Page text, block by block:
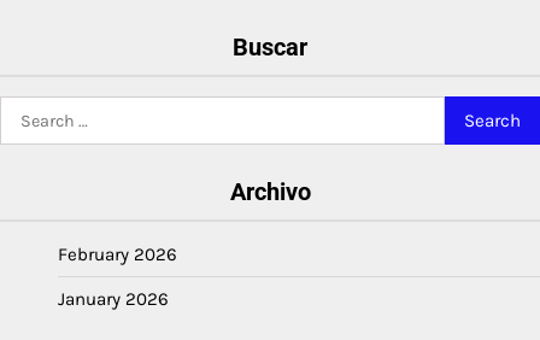
Buscar
for:
Archivo
February 2026
January 2026